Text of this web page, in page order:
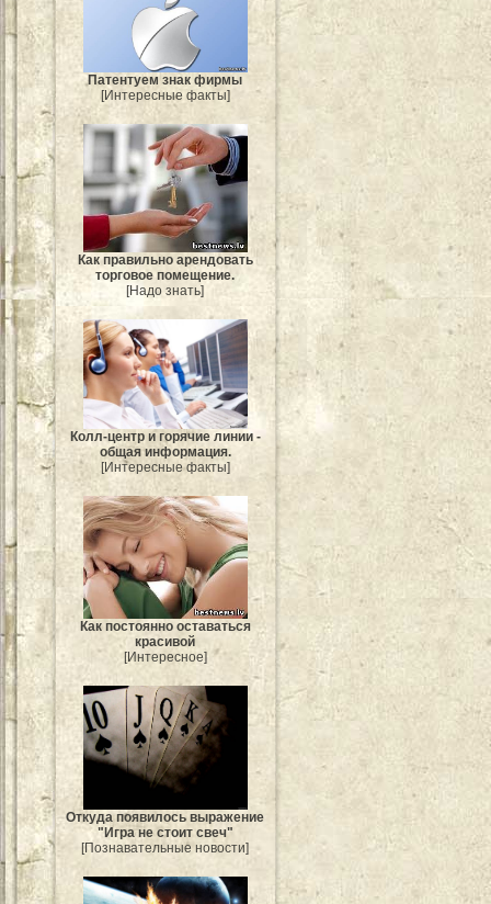
Патентуем знак фирмы
[Интересные факты]
Как правильно арендовать
торговое помещение.
[Надо знать]
Колл-центр и горячие линии -
общая информация.
[Интересные факты]
Как постоянно оставаться
красивой
[Интересное]
Откуда появилось выражение
"Игра не стоит свеч"
[Познавательные новости]